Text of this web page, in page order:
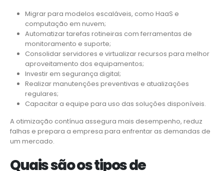
Migrar para modelos escaláveis, como HaaS e
computação em nuvem;
Automatizar tarefas rotineiras com ferramentas de
monitoramento e suporte;
Consolidar servidores e virtualizar recursos para melhor
aproveitamento dos equipamentos;
Investir em segurança digital;
Realizar manutenções preventivas e atualizações
regulares;
Capacitar a equipe para uso das soluções disponíveis.
A otimização contínua assegura mais desempenho, reduz
falhas e prepara a empresa para enfrentar as demandas de
um mercado.
Quais são os tipos de